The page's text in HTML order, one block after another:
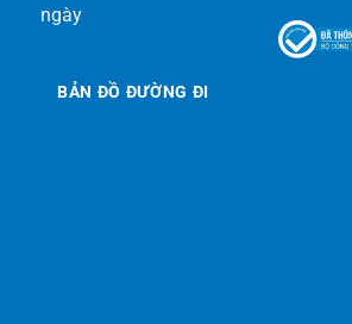
ngày
BẢN ĐỒ ĐƯỜNG ĐI